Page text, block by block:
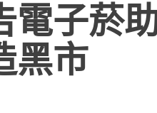
電子菸
黑市